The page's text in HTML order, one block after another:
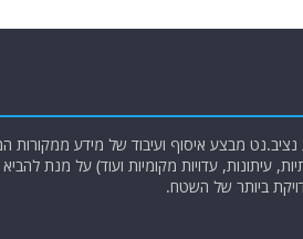
מבצע איסוף ועיבוד של מידע ממקורות
עיתונות, עדויות מקומיות ועוד) על מנת
ביותר של השטח.